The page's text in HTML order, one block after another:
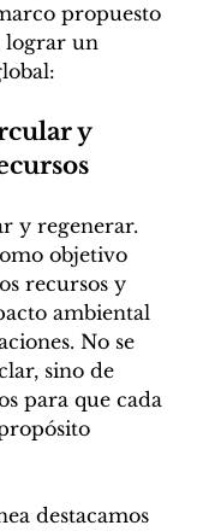
propuesto
lograr un
y
y regenerar.
objetivo
recursos y
ambiental
No se
sino de
para que cada
destacamos